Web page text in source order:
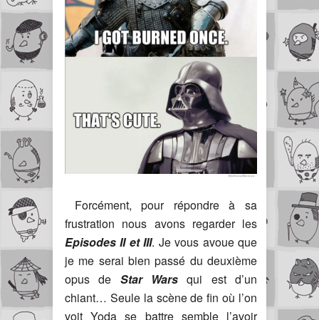
Forcément, pour répondre à sa
frustration nous avons regarder les
Episodes II et III. Je vous avoue que
je me serai bien passé du deuxième
opus de Star Wars qui est d’un
chiant… Seule la scène de fin où l’on
voit Yoda se battre semble l’avoir